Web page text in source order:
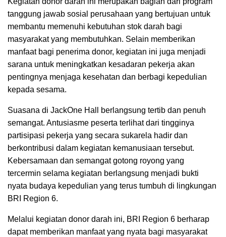
tanggung jawab sosial perusahaan yang bertujuan untuk
membantu memenuhi kebutuhan stok darah bagi
masyarakat yang membutuhkan. Selain memberikan
manfaat bagi penerima donor, kegiatan ini juga menjadi
sarana untuk meningkatkan kesadaran pekerja akan
pentingnya menjaga kesehatan dan berbagi kepedulian
kepada sesama.
Suasana di JackOne Hall berlangsung tertib dan penuh
semangat. Antusiasme peserta terlihat dari tingginya
partisipasi pekerja yang secara sukarela hadir dan
berkontribusi dalam kegiatan kemanusiaan tersebut.
Kebersamaan dan semangat gotong royong yang
tercermin selama kegiatan berlangsung menjadi bukti
nyata budaya kepedulian yang terus tumbuh di lingkungan
BRI Region 6.
Melalui kegiatan donor darah ini, BRI Region 6 berharap
dapat memberikan manfaat yang nyata bagi masyarakat